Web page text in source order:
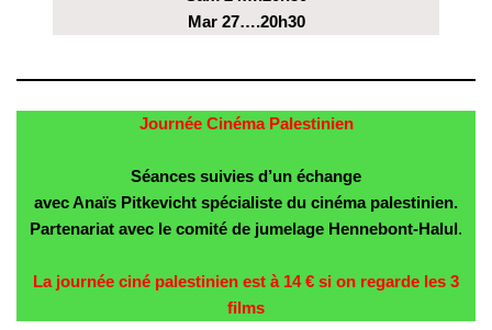
Mar 27….20h30
Journée Cinéma Palestinien
Séances suivies d’un échange
avec Anaïs Pitkevicht spécialiste du cinéma palestinien.
Partenariat avec le comité de jumelage Hennebont-Halul.
La journée ciné palestinien est à 14 € si on regarde les 3
films